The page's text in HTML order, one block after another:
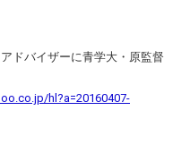
ドバイザーに青学大・原監督
hl?a=20160407-